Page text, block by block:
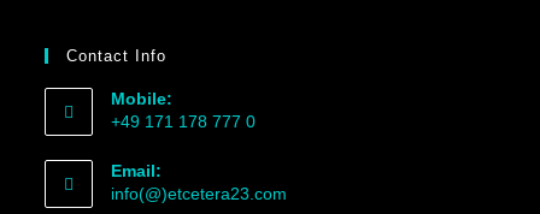
Contact Info
Mobile:
+49 171 178 777 0
Email:
info(@)etcetera23.com